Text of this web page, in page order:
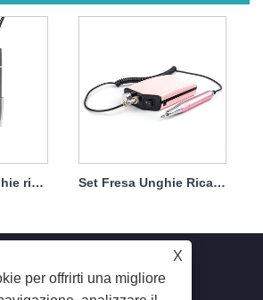
Trapano per unghie ricaricabile senza spazzole 45w 35000 giri/min Set Fresa Unghie Ricaricabile Brushless Professionale 45w 35000rpm
X
per offrirti una migliore